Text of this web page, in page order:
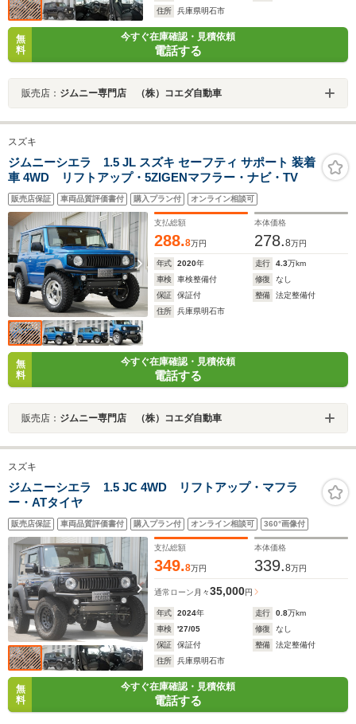
住所
兵庫県明石市
無
料
今すぐ在庫確認・見積依頼
電話する
販売店： ジムニー専門店 （株）コエダ自動車
スズキ
ジムニーシエラ 1.5 JL スズキ セーフティ サポート 装着
車 4WD リフトアップ・5ZIGENマフラー・ナビ・TV
販売店保証 車両品質評価書付 購入プラン付 オンライン相談可
支払総額
288.8万円
本体価格
278.8万円
年式 2020年 走行 4.3万km
車検
車検整備付 修復
なし
保証
保証付 整備
法定整備付
住所
兵庫県明石市
無
料
今すぐ在庫確認・見積依頼
電話する
販売店： ジムニー専門店 （株）コエダ自動車
スズキ
ジムニーシエラ 1.5 JC 4WD リフトアップ・マフラ
ー・ATタイヤ
販売店保証 車両品質評価書付 購入プラン付 オンライン相談可 360°画像付
支払総額
349.8万円
本体価格
339.8万円
通常ローン 月々35,000円
年式 2024年 走行 0.8万km
車検
'27/05 修復
なし
保証
保証付 整備
法定整備付
住所
兵庫県明石市
無
料
今すぐ在庫確認・見積依頼
電話する